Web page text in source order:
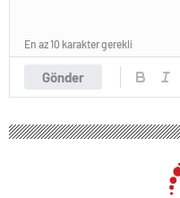
Gönder
En az 10 karakter gerekli